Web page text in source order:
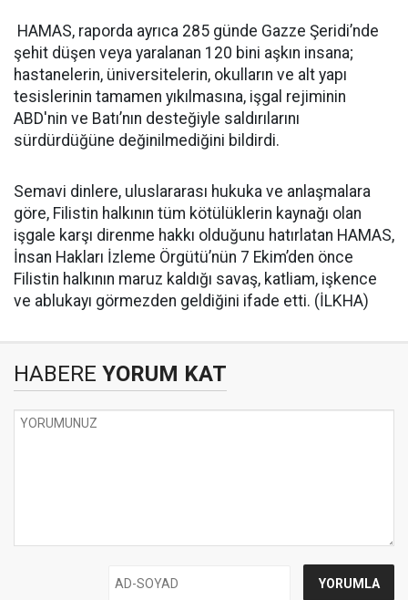
HAMAS, raporda ayrıca 285 günde Gazze Şeridi’nde
şehit düşen veya yaralanan 120 bini aşkın insana;
hastanelerin, üniversitelerin, okulların ve alt yapı
tesislerinin tamamen yıkılmasına, işgal rejiminin
ABD'nin ve Batı’nın desteğiyle saldırılarını
sürdürdüğüne değinilmediğini bildirdi.
Semavi dinlere, uluslararası hukuka ve anlaşmalara
göre, Filistin halkının tüm kötülüklerin kaynağı olan
işgale karşı direnme hakkı olduğunu hatırlatan HAMAS,
İnsan Hakları İzleme Örgütü’nün 7 Ekim’den önce
Filistin halkının maruz kaldığı savaş, katliam, işkence
ve ablukayı görmezden geldiğini ifade etti. (İLKHA)
HABERE YORUM KAT